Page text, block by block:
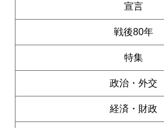
宣言
戦後80年
特集
政治・外交
経済・財政